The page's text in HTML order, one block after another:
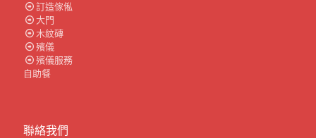
訂造傢俬
大門
木紋磚
殯儀
殯儀服務
自助餐
聯絡我們